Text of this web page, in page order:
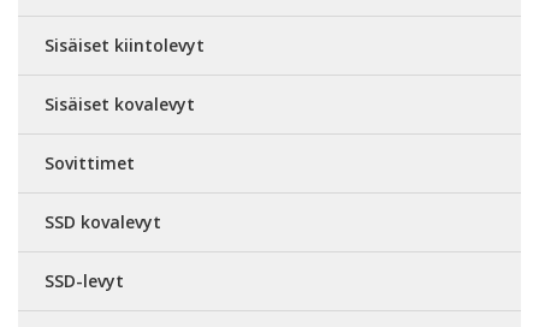
Sisäiset kiintolevyt
Sisäiset kovalevyt
Sovittimet
SSD kovalevyt
SSD-levyt